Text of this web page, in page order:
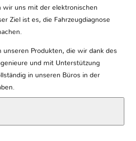
wir uns mit der elektronischen
Ziel ist es, die Fahrzeugdiagnose
unseren Produkten, die wir dank des
und mit Unterstützung
in unseren Büros in der